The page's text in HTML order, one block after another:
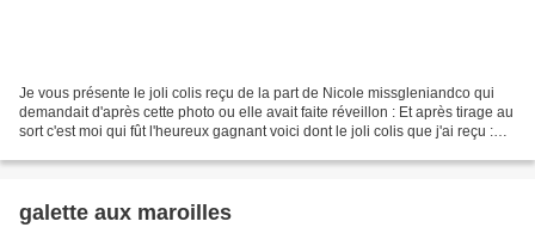
Je vous présente le joli colis reçu de la part de Nicole missgleniandco qui
demandait d'après cette photo ou elle avait faite réveillon : Et après tirage au
sort c'est moi qui fût l'heureux gagnant voici dont le joli colis que j'ai reçu :
galette aux maroilles